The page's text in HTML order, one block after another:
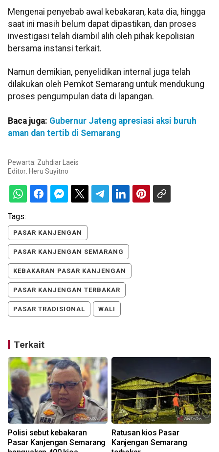
Mengenai penyebab awal kebakaran, kata dia, hingga
saat ini masih belum dapat dipastikan, dan proses
investigasi telah diambil alih oleh pihak kepolisian
bersama instansi terkait.
Namun demikian, penyelidikan internal juga telah
dilakukan oleh Pemkot Semarang untuk mendukung
proses pengumpulan data di lapangan.
Baca juga: Gubernur Jateng apresiasi aksi buruh
aman dan tertib di Semarang
Pewarta: Zuhdiar Laeis
Editor: Heru Suyitno
Tags:
PASAR KANJENGAN
PASAR KANJENGAN SEMARANG
KEBAKARAN PASAR KANJENGAN
PASAR KANJENGAN TERBAKAR
PASAR TRADISIONAL WALI
Terkait
Polisi sebut kebakaran
Pasar Kanjengan Semarang
Ratusan kios Pasar
Kanjengan Semarang